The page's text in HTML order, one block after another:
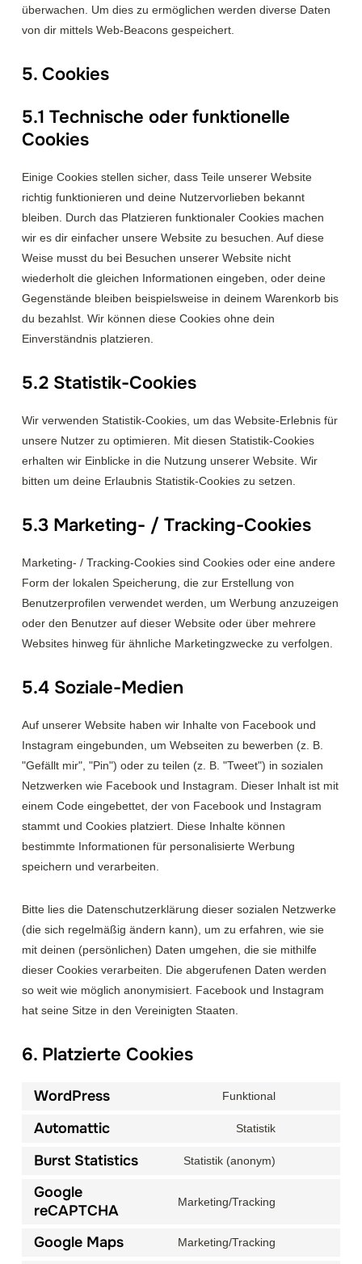
überwachen. Um dies zu ermöglichen werden diverse Daten
von dir mittels Web-Beacons gespeichert.
5. Cookies
5.1 Technische oder funktionelle
Cookies
Einige Cookies stellen sicher, dass Teile unserer Website
richtig funktionieren und deine Nutzervorlieben bekannt
bleiben. Durch das Platzieren funktionaler Cookies machen
wir es dir einfacher unsere Website zu besuchen. Auf diese
Weise musst du bei Besuchen unserer Website nicht
wiederholt die gleichen Informationen eingeben, oder deine
Gegenstände bleiben beispielsweise in deinem Warenkorb bis
du bezahlst. Wir können diese Cookies ohne dein
Einverständnis platzieren.
5.2 Statistik-Cookies
Wir verwenden Statistik-Cookies, um das Website-Erlebnis für
unsere Nutzer zu optimieren. Mit diesen Statistik-Cookies
erhalten wir Einblicke in die Nutzung unserer Website. Wir
bitten um deine Erlaubnis Statistik-Cookies zu setzen.
5.3 Marketing- / Tracking-Cookies
Marketing- / Tracking-Cookies sind Cookies oder eine andere
Form der lokalen Speicherung, die zur Erstellung von
Benutzerprofilen verwendet werden, um Werbung anzuzeigen
oder den Benutzer auf dieser Website oder über mehrere
Websites hinweg für ähnliche Marketingzwecke zu verfolgen.
5.4 Soziale-Medien
Auf unserer Website haben wir Inhalte von Facebook und
Instagram eingebunden, um Webseiten zu bewerben (z. B.
"Gefällt mir", "Pin") oder zu teilen (z. B. "Tweet") in sozialen
Netzwerken wie Facebook und Instagram. Dieser Inhalt ist mit
einem Code eingebettet, der von Facebook und Instagram
stammt und Cookies platziert. Diese Inhalte können
bestimmte Informationen für personalisierte Werbung
speichern und verarbeiten.
Bitte lies die Datenschutzerklärung dieser sozialen Netzwerke
(die sich regelmäßig ändern kann), um zu erfahren, wie sie
mit deinen (persönlichen) Daten umgehen, die sie mithilfe
dieser Cookies verarbeiten. Die abgerufenen Daten werden
so weit wie möglich anonymisiert. Facebook und Instagram
hat seine Sitze in den Vereinigten Staaten.
6. Platzierte Cookies
WordPress Funktional
Automattic Statistik
Burst Statistics Statistik (anonym)
Google
reCAPTCHA
Marketing/Tracking
Google Maps Marketing/Tracking